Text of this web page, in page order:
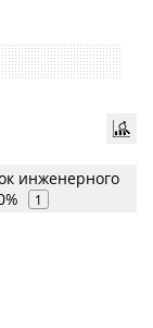
инженерного
1